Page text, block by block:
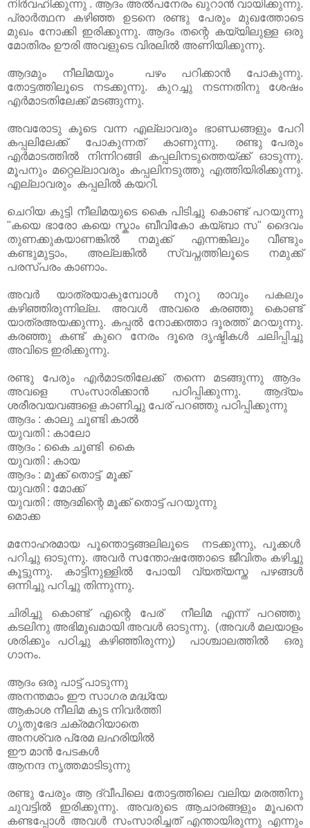
നിർവഹിക്കുന്നു . ആദം അൽപനേരം ഖുറാൻ വായിക്കുന്നു.
പ്രാർത്ഥന കഴിഞ്ഞ ഉടനെ രണ്ടു പേരും മുഖത്തോടെ
മുഖം നോക്കി ഇരിക്കുന്നു. ആദം തന്റെ കയ്യിലുള്ള ഒരു
മോതിരം ഊരി അവളുടെ വിരലിൽ അണിയിക്കുന്നു.
ആദമും നീലിമയും പഴം പറിക്കാൻ പോകുന്നു.
തോട്ടത്തിലൂടെ നടക്കുന്നു. കുറച്ചു നടന്നതിനു ശേഷം
എർമാടതിലേക്ക് മടങ്ങുന്നു.
അവരോടു കൂടെ വന്ന എല്ലാവരും ഭാണ്ഡങ്ങളും പേറി
കപ്പലിലേക്ക് പോകുന്നത് കാണുന്നു. രണ്ടു പേരും
എർമാടത്തിൽ നിന്നിറങ്ങി കപ്പലിനടുത്തെയ്ക്ക് ഓടുന്നു.
മൂപനും മറ്റെല്ലാവരും കപ്പലിനടുത്തു എത്തിയിരിക്കുന്നു.
എല്ലാവരും കപ്പലിൽ കയറി.
ചെറിയ കുട്ടി നീലിമയുടെ കൈ പിടിച്ചു കൊണ്ട് പറയുന്നു
"കയെ ഭാരോ കയെ സ്കാം ബീവികോ കയ്ബാ സ" ദൈവം
തുണക്കുകയാണങ്കിൽ നമുക്ക് എന്നങ്കിലും വീണ്ടും
കണ്ടുമുട്ടാം, അല്ലങ്കിൽ സ്വപ്നത്തിലൂടെ നമുക്ക്
പരസ്പരം കാണാം.
അവർ യാത്രയാകുമ്പോൾ നൂറു രാവും പകലും
കഴിഞ്ഞിരുന്നില്ല. അവൾ അവരെ കരഞ്ഞു കൊണ്ട്
യാത്രഅയക്കുന്നു. കപ്പൽ നോക്കത്താ ദൂരത്ത് മറയുന്നു.
കരഞ്ഞു കണ്ട് കുറെ നേരം ദൂരെ ദൃഷ്ടികൾ ചലിപ്പിച്ചു
അവിടെ ഇരിക്കുന്നു.
രണ്ടു പേരും എർമാടതിലേക്ക് തന്നെ മടങ്ങുന്നു ആദം
അവളെ സംസാരിക്കാൻ പഠിപ്പിക്കുന്നു. ആദ്യം
ശരീരവയവങ്ങളെ കാണിച്ചു പേര് പറഞ്ഞു പഠിപ്പിക്കുന്നു
ആദം : കാലു ചൂണ്ടി കാൽ
യുവതി : കാലോ
ആദം : കൈ ചൂണ്ടി കൈ
യുവതി : കായ
ആദം : മൂക്ക് തൊട്ട് മൂക്ക്
യുവതി : മോക്ക്
യുവതി : ആദമിന്റെ മൂക്ക് തൊട്ട് പറയുന്നു
മൊക്ക
മനോഹരമായ പൂന്തൊട്ടങ്ങലിലൂടെ നടക്കുന്നു, പൂക്കൾ
പറിച്ചു ഓടുന്നു. അവർ സന്തോഷത്തോടെ ജീവിതം കഴിച്ചു
കൂട്ടുന്നു. കാട്ടിനുള്ളിൽ പോയി വ്യത്യസ്ത പഴങ്ങൾ
ഒന്നിച്ചു പറിച്ചു തിന്നുന്നു.
ചിരിച്ചു കൊണ്ട് എന്റെ പേര് നീലിമ എന്ന് പറഞ്ഞു
കടലിനു അഭിമുഖമായി അവൾ ഓടുന്നു. (അവൾ മലയാളം
ശരിക്കും പഠിച്ചു കഴിഞ്ഞിരുന്നു) പാശ്ചാലത്തിൽ ഒരു
ഗാനം.
ആദം ഒരു പാട്ട് പാടുന്നു
അനന്തമാം ഈ സാഗര മദ്ധ്യേ
ആകാശ നീലിമ കുട നിവർത്തി
ഗൃതുഭേദ ചക്രമറിയാതെ
അനശ്വര പ്രേമ ലഹരിയിൽ
ഈ മാൻ പേടകൾ
ആനന്ദ നൃത്തമാടിടുന്നു
രണ്ടു പേരും ആ ദ്വീപിലെ തോട്ടത്തിലെ വലിയ മരത്തിനു
ചുവട്ടിൽ ഇരിക്കുന്നു. അവരുടെ ആചാരങ്ങളും മൂപനെ
കണ്ടപ്പോൾ അവൾ സംസാരിച്ചത് എന്തായിരുന്നു എന്നും